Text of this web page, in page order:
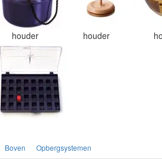
houder houder
Boven Opbergsystemen